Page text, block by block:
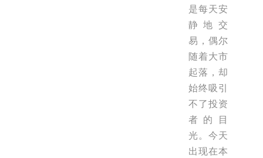
是每天安
静地交
易，偶尔
随着大市
起落，却
始终吸引
不了投资
者的目
光。今天
出现在本